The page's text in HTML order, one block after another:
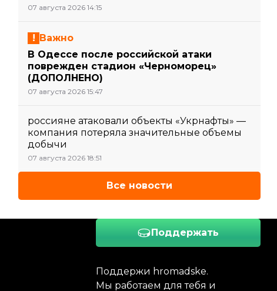
07 августа 2026 14:15
Важно
В Одессе после российской атаки
поврежден стадион «Черноморец»
(ДОПОЛНЕНО)
07 августа 2026 15:47
россияне атаковали объекты «Укрнафты» —
компания потеряла значительные объемы
добычи
07 августа 2026 18:51
Все новости
Поддержать
Поддержи hromadske.
Мы работаем для тебя и